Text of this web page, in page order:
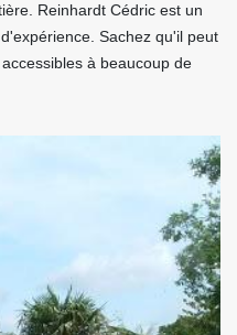
Reinhardt Cédric est un
Sachez qu'il peut
à beaucoup de